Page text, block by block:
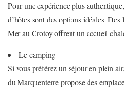
Pour une expérience plus
d’hôtes sont des options idéales.
Mer au Crotoy offrent un accueil
Le camping
Si vous préférez un séjour en plein
du Marquenterre propose des